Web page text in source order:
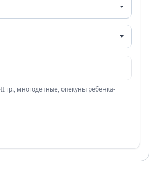
многодетные, опекуны ребёнка-